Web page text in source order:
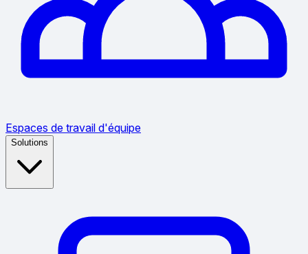
Espaces de travail d'équipe
Solutions